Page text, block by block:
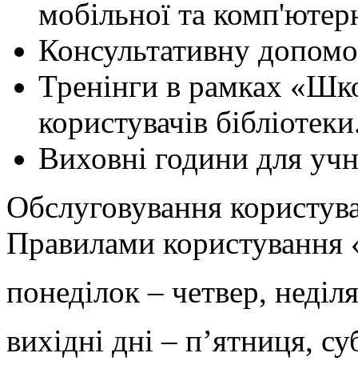
мобільної та
Консультативну
Тренінги в рамках
користувачів
Виховні години для
Обслуговування
Правилами користування
понеділок – четвер,
вихідні дні – п’ятниця,